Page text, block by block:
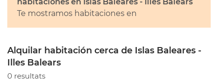
Te mostramos habitaciones en
Alquilar habitación cerca de Islas Baleares -
Illes Balears
0 resultats